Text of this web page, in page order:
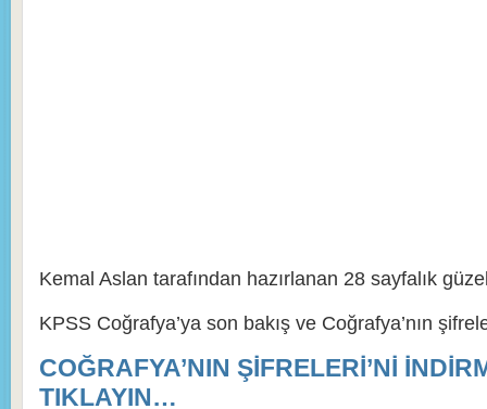
Kemal Aslan tarafından hazırlanan 28 sayfalık
KPSS Coğrafya’ya son bakış ve Coğrafya’nın
COĞRAFYA’NIN ŞİFRELERİ’Nİ
TIKLAYIN…